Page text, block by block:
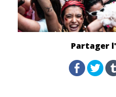
Partager